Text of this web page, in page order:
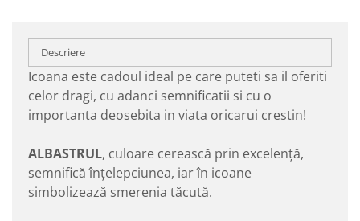
Descriere
Icoana este cadoul ideal pe care puteti sa il oferiti
celor dragi, cu adanci semnificatii si cu o
importanta deosebita in viata oricarui crestin!
ALBASTRUL, culoare cerească prin excelenţă,
semnifică înţelepciunea, iar în icoane
simbolizează smerenia tăcută.